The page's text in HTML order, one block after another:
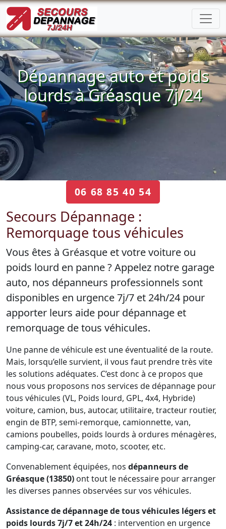
Dépannage auto et poids
lourds à Gréasque 7j/24
06 68 85 40 54
Secours Dépannage :
Remorquage tous véhicules
Vous êtes à Gréasque et votre voiture ou
poids lourd en panne ? Appelez notre garage
auto, nos dépanneurs professionnels sont
disponibles en urgence 7j/7 et 24h/24 pour
apporter leurs aide pour dépannage et
remorquage de tous véhicules.
Une panne de véhicule est une éventualité de la route.
Mais, lorsqu’elle survient, il vous faut prendre très vite
les solutions adéquates. C’est donc à ce propos que
nous vous proposons nos services de dépannage pour
tous véhicules (VL, Poids lourd, GPL, 4x4, Hybride)
voiture, camion, bus, autocar, utilitaire, tracteur routier,
engin de BTP, semi-remorque, camionnette, van,
camions poubelles, poids lourds à ordures ménagères,
camping-car, caravane, moto, scooter, etc.
Convenablement équipées, nos dépanneurs de
Gréasque (13850) ont tout le nécessaire pour arranger
les diverses pannes observées sur vos véhicules.
Assistance de dépannage de tous véhicules légers et
poids lourds 7j/7 et 24h/24 : intervention en urgence